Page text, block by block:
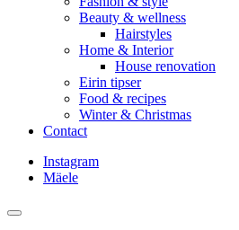
Beauty & wellness
Hairstyles
Home & Interior
House renovation
Eirin tipser
Food & recipes
Winter & Christmas
Contact
Instagram
Mäele